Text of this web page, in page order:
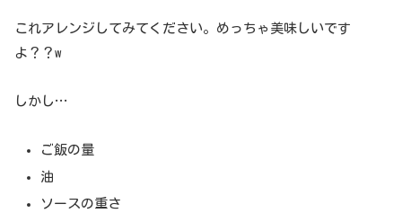
これアレンジしてみてください。めっちゃ美味しいです
よ？？w
しかし…
ご飯の量
油
ソースの重さ